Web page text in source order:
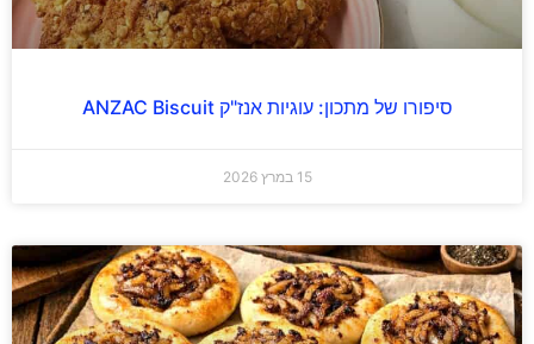
סיפורו של מתכון: עוגיות אנז"ק ANZAC Biscuit
15 במרץ 2026